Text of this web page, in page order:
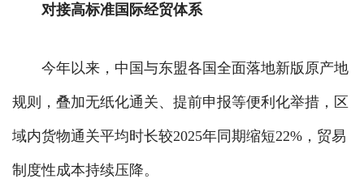
对接高标准国际经贸体系
今年以来，中国与东盟各国全面落地新版原产地
规则，叠加无纸化通关、提前申报等便利化举措，区
域内货物通关平均时长较2025年同期缩短22%，贸易
制度性成本持续压降。